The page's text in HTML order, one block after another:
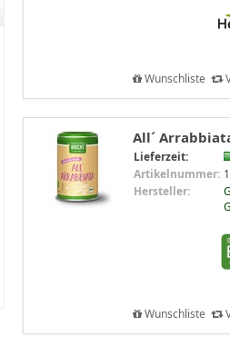
Wunschliste
All´
Lieferzeit:
Artikelnummer:
Hersteller:
Wunschliste